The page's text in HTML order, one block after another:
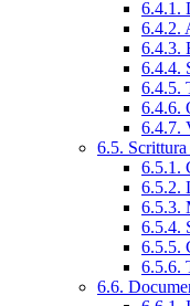
6.4.1.
6.4.2.
6.4.3.
6.4.4.
6.4.5.
6.4.6.
6.4.7.
6.5.
6.5.1.
6.5.2.
6.5.3.
6.5.4.
6.5.5.
6.5.6.
6.6.